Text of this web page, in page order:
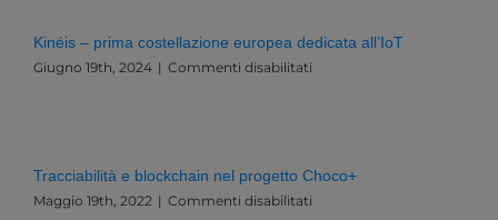
superare
le
limitano
Kinéis – prima costellazione europea dedicata all’IoT
Giugno 19th, 2024 | Commenti disabilitati
europea
dedicata
Tracciabilità e blockchain nel progetto Choco+
Maggio 19th, 2022 | Commenti disabilitati